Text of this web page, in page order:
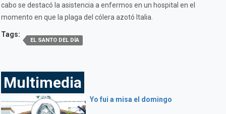
cabo se destacó la asistencia a enfermos en un hospital en el
momento en que la plaga del cólera azotó Italia.
Tags:
EL SANTO DEL DÍA
Multimedia
Yo fui a misa el domingo